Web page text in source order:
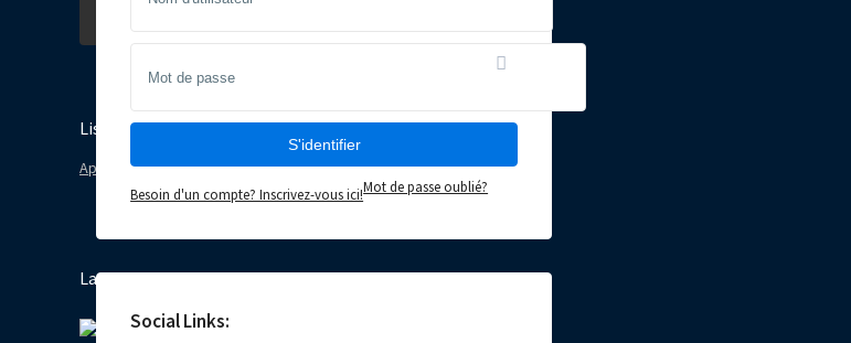
S'identifier
Besoin d'un compte? Inscrivez-vous ici!Mot de passe oublié?
Social Links:
Lists by Category
Appartements (1)
Latest Properties
شقة للكراء، في باتنة حي أصيل